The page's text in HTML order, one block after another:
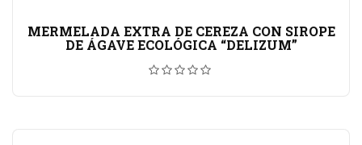
MERMELADA EXTRA DE CEREZA CON SIROPE
DE ÁGAVE ECOLÓGICA “DELIZUM”